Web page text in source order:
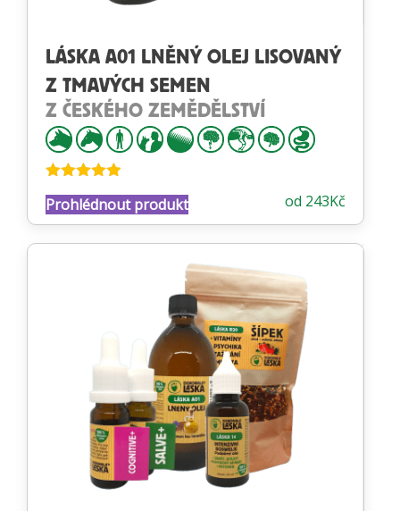
LÁSKA A01 LNĚNÝ OLEJ LISOVANÝ
Z TMAVÝCH SEMEN
Z ČESKÉHO ZEMĚDĚLSTVÍ
4.84z 5 od 243Kč
Prohlédnout produkt